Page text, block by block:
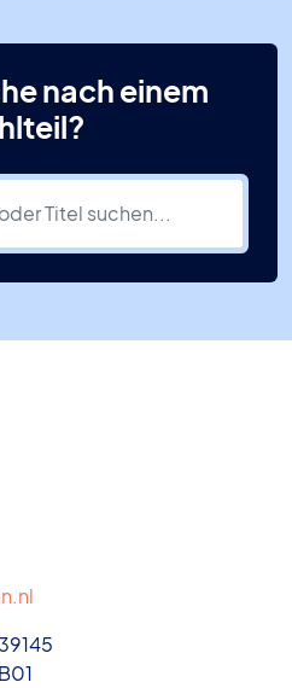
nach einem